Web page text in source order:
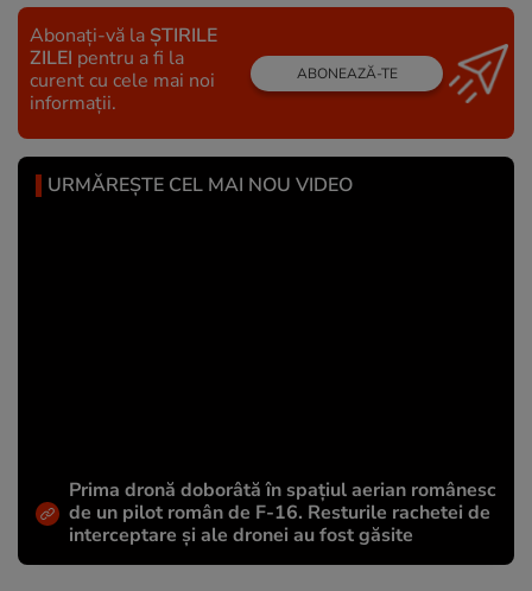
Abonați-vă la ȘTIRILE
ZILEI pentru a fi la
curent cu cele mai noi
informații.
ABONEAZĂ-TE
URMĂREȘTE CEL MAI NOU VIDEO
Prima dronă doborâtă în spațiul aerian românesc
de un pilot român de F-16. Resturile rachetei de
interceptare și ale dronei au fost găsite